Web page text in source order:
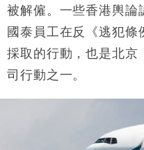
15:59
財經｜SA售股自
司
被解僱。一些香港輿論
國泰員工在反《逃犯
採取的行動，也是北京
司行動之一。